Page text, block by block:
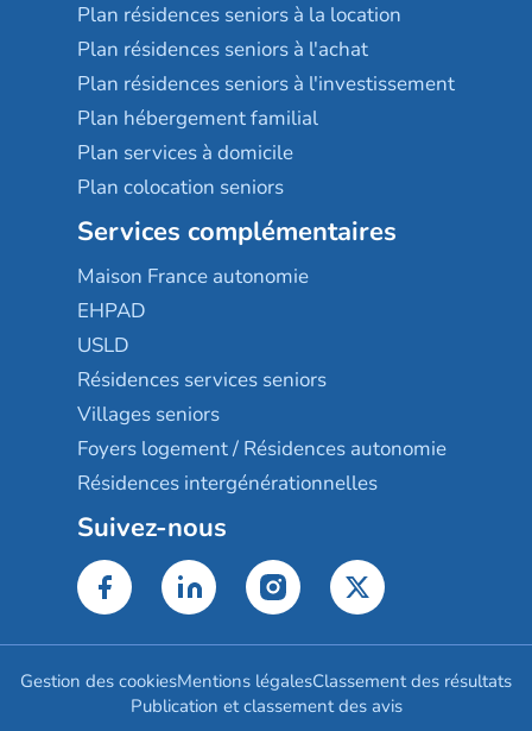
Plan résidences seniors à la location
Plan résidences seniors à l'achat
Plan résidences seniors à l'investissement
Plan hébergement familial
Plan services à domicile
Plan colocation seniors
Services complémentaires
Maison France autonomie
EHPAD
USLD
Résidences services seniors
Villages seniors
Foyers logement / Résidences autonomie
Résidences intergénérationnelles
Suivez-nous
Gestion des cookiesMentions légalesClassement des résultats
Publication et classement des avis